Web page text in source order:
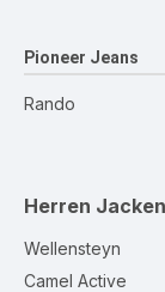
Pioneer Jeans
Rando
Herren Jacken
Wellensteyn
Camel Active